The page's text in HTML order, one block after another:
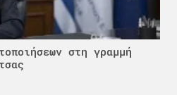
στη γραμμή